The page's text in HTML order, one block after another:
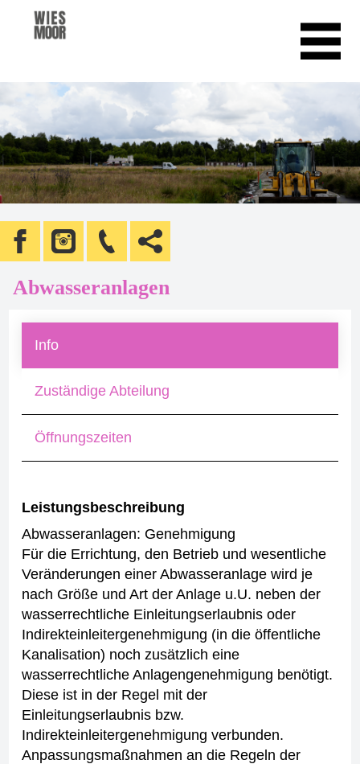
Abwasseranlagen
Info
Zuständige Abteilung
Öffnungszeiten
Leistungsbeschreibung
Abwasseranlagen: Genehmigung
Für die Errichtung, den Betrieb und wesentliche
Veränderungen einer Abwasseranlage wird je
nach Größe und Art der Anlage u.U. neben der
wasserrechtliche Einleitungserlaubnis oder
Indirekteinleitergenehmigung (in die öffentliche
Kanalisation) noch zusätzlich eine
wasserrechtliche Anlagengenehmigung benötigt.
Diese ist in der Regel mit der
Einleitungserlaubnis bzw.
Indirekteinleitergenehmigung verbunden.
Anpassungsmaßnahmen an die Regeln der